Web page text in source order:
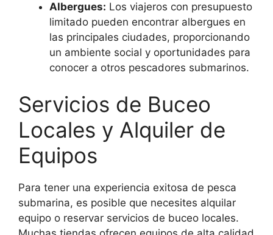
Albergues: Los viajeros con presupuesto
limitado pueden encontrar albergues en
las principales ciudades, proporcionando
un ambiente social y oportunidades para
conocer a otros pescadores submarinos.
Servicios de Buceo
Locales y Alquiler de
Equipos
Para tener una experiencia exitosa de pesca
submarina, es posible que necesites alquilar
equipo o reservar servicios de buceo locales.